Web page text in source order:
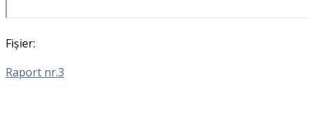
Fișier:
Raport nr.3